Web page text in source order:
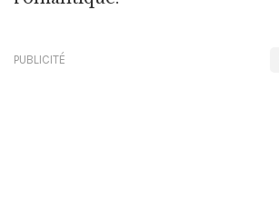
PUBLICITÉ